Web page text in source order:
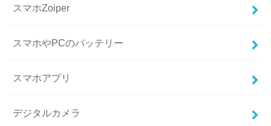
スマホZoiper
スマホやPCのバッテリー
スマホアプリ
デジタルカメラ